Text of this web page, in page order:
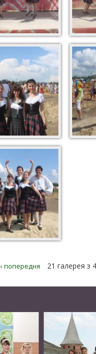
‹ попередня 21 галерея з